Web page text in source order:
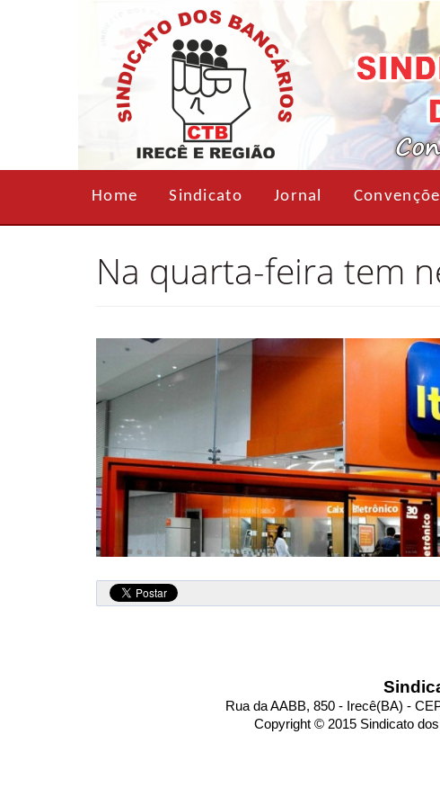
Home Sindicato Jornal
Na quarta-feira tem
Rua da AABB, 850 - Irecê(BA) -
Copyright © 2015 Sindicato